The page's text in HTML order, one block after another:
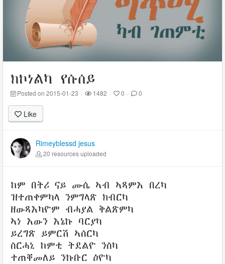
ክኮነልካ የሱሰይ
Posted on 2015-01-23 · 1482 · 0 · 0
Like
Rimeyblessd jesus
20 resources uploaded
ከም በትሪ ናይ ሙሴ ኣብ ኣጻምእ በረካ
ዝተጠቀምካላ ንምግላጽ ክብርካ
ዘውጻእካዮም ብሓያል ቅልጽምካ
ኣነ እውን እኔኩ ባርያካ
ይረግጽ ይምርሽ ኣሰርካ
ስርሓኒ ከምቲ ትደልዮ ንስካ
ተጠቐመለይ ንኩቡር ዕዮካ